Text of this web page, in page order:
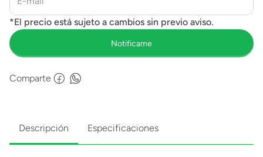
Comparte
Descripción Especificaciones